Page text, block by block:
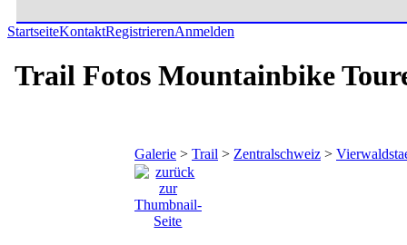
StartseiteKontaktRegistrierenAnmelden
Trail Fotos Mountainbike
Galerie > Trail > Zentralschweiz >